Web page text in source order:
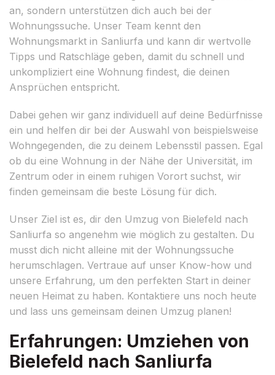
an, sondern unterstützen dich auch bei der
Wohnungssuche. Unser Team kennt den
Wohnungsmarkt in Sanliurfa und kann dir wertvolle
Tipps und Ratschläge geben, damit du schnell und
unkompliziert eine Wohnung findest, die deinen
Ansprüchen entspricht.
Dabei gehen wir ganz individuell auf deine Bedürfnisse
ein und helfen dir bei der Auswahl von beispielsweise
Wohngegenden, die zu deinem Lebensstil passen. Egal
ob du eine Wohnung in der Nähe der Universität, im
Zentrum oder in einem ruhigen Vorort suchst, wir
finden gemeinsam die beste Lösung für dich.
Unser Ziel ist es, dir den Umzug von Bielefeld nach
Sanliurfa so angenehm wie möglich zu gestalten. Du
musst dich nicht alleine mit der Wohnungssuche
herumschlagen. Vertraue auf unser Know-how und
unsere Erfahrung, um den perfekten Start in deiner
neuen Heimat zu haben. Kontaktiere uns noch heute
und lass uns gemeinsam deinen Umzug planen!
Erfahrungen: Umziehen von
Bielefeld nach Sanliurfa